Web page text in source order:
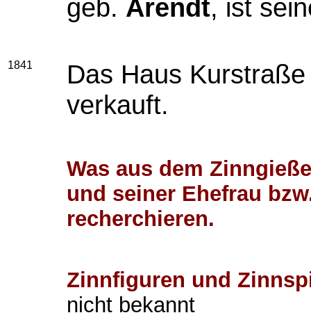
geb. Arendt, ist
1841
Das Haus
verkauft.
Was aus dem
und seiner Ehefrau
recherchieren.
Zinnfiguren und
nicht bekannt